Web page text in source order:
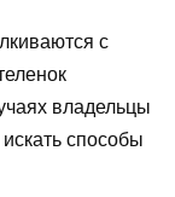
с
владельцы
способы